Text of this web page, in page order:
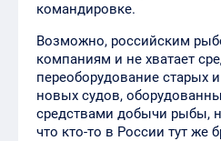
командировке.
Возможно, российским
компаниям и не хватает
переоборудование старых
новых судов,
средствами добычи рыбы,
что кто-то в России тут же